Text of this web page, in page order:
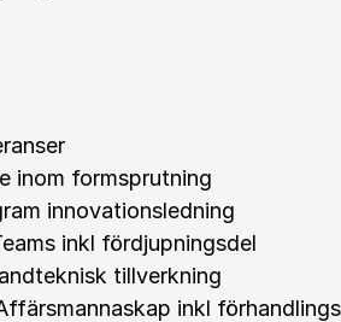
inom formsprutning
innovationsledning
inkl fördjupningsdel
tillverkning
inkl